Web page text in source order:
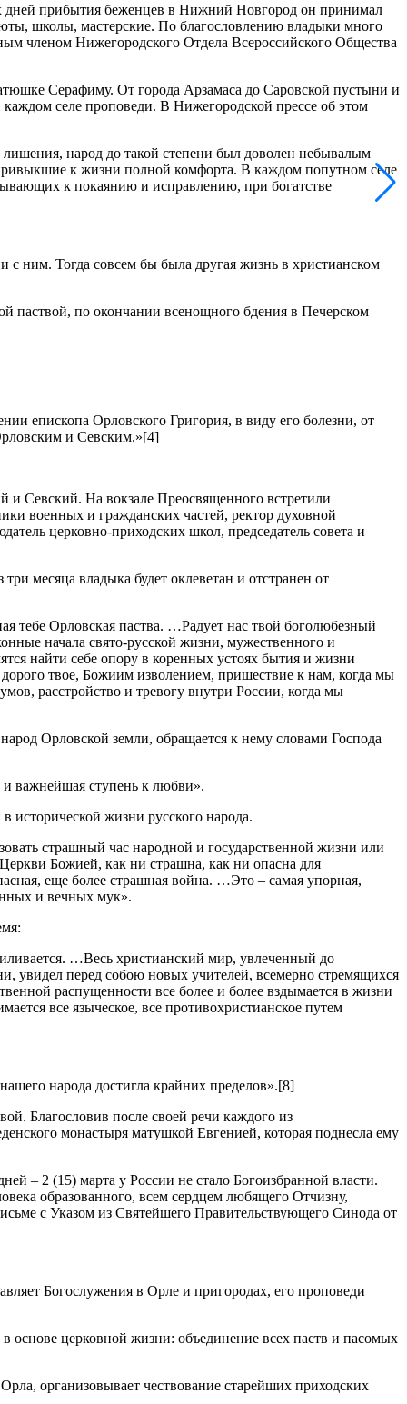
дней прибытия беженцев в Нижний Новгород он принимал
школы, мастерские. По благословлению владыки много
членом Нижегородского Отдела Всероссийского Общества
Серафиму. От города Арзамаса до Саровской пустыни и
селе проповеди. В Нижегородской прессе об этом
народ до такой степени был доволен небывалым
к жизни полной комфорта. В каждом попутном селе
к покаянию и исправлению, при богатстве
ним. Тогда совсем бы была другая жизнь в христианском
паствой, по окончании всенощного бдения в Печерском
епископа Орловского Григория, в виду его болезни, от
и Севским.»[4]
Севский. На вокзале Преосвященного встретили
военных и гражданских частей, ректор духовной
церковно-приходских школ, председатель совета и
месяца владыка будет оклеветан и отстранен от
Орловская паства. …Радует нас твой боголюбезный
начала свято-русской жизни, мужественного и
найти себе опору в коренных устоях бытия и жизни
твое, Божиим изволением, пришествие к нам, когда мы
расстройство и тревогу внутри России, когда мы
Орловской земли, обращается к нему словами Господа
ступень к любви».
исторической жизни русского народа.
страшный час народной и государственной жизни или
Божией, как ни страшна, как ни опасна для
еще более страшная война. …Это – самая упорная,
и вечных мук».
…Весь христианский мир, увлеченный до
увидел перед собою новых учителей, всемерно стремящихся
распущенности все более и более вздымается в жизни
все языческое, все противохристианское путем
народа достигла крайних пределов».[8]
Благословив после своей речи каждого из
монастыря матушкой Евгенией, которая поднесла ему
– 2 (15) марта у России не стало Богоизбранной власти.
образованного, всем сердцем любящего Отчизну,
с Указом из Святейшего Правительствующего Синода от
Богослужения в Орле и пригородах, его проповеди
основе церковной жизни: объединение всех паств и пасомых
организовывает чествование старейших приходских